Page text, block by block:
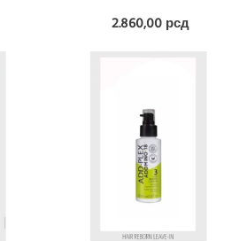
2.860,00 рсд